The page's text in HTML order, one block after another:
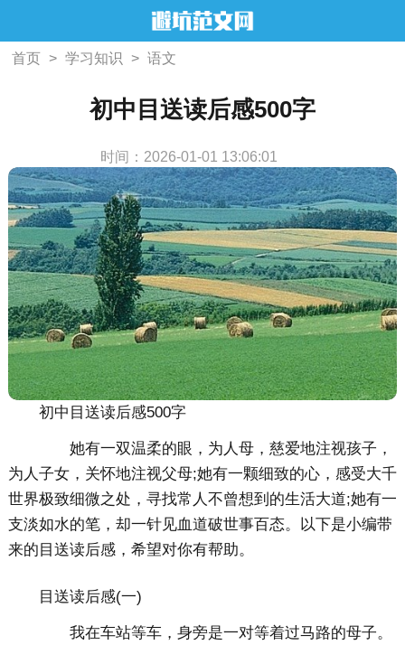
首页 > 学习知识 > 语文
初中目送读后感500字
时间：2026-01-01 13:06:01
初中目送读后感500字
她有一双温柔的眼，为人母，慈爱地注视孩子，
为人子女，关怀地注视父母;她有一颗细致的心，感受大千
世界极致细微之处，寻找常人不曾想到的生活大道;她有一
支淡如水的笔，却一针见血道破世事百态。以下是小编带
来的目送读后感，希望对你有帮助。
目送读后感(一)
我在车站等车，身旁是一对等着过马路的母子。